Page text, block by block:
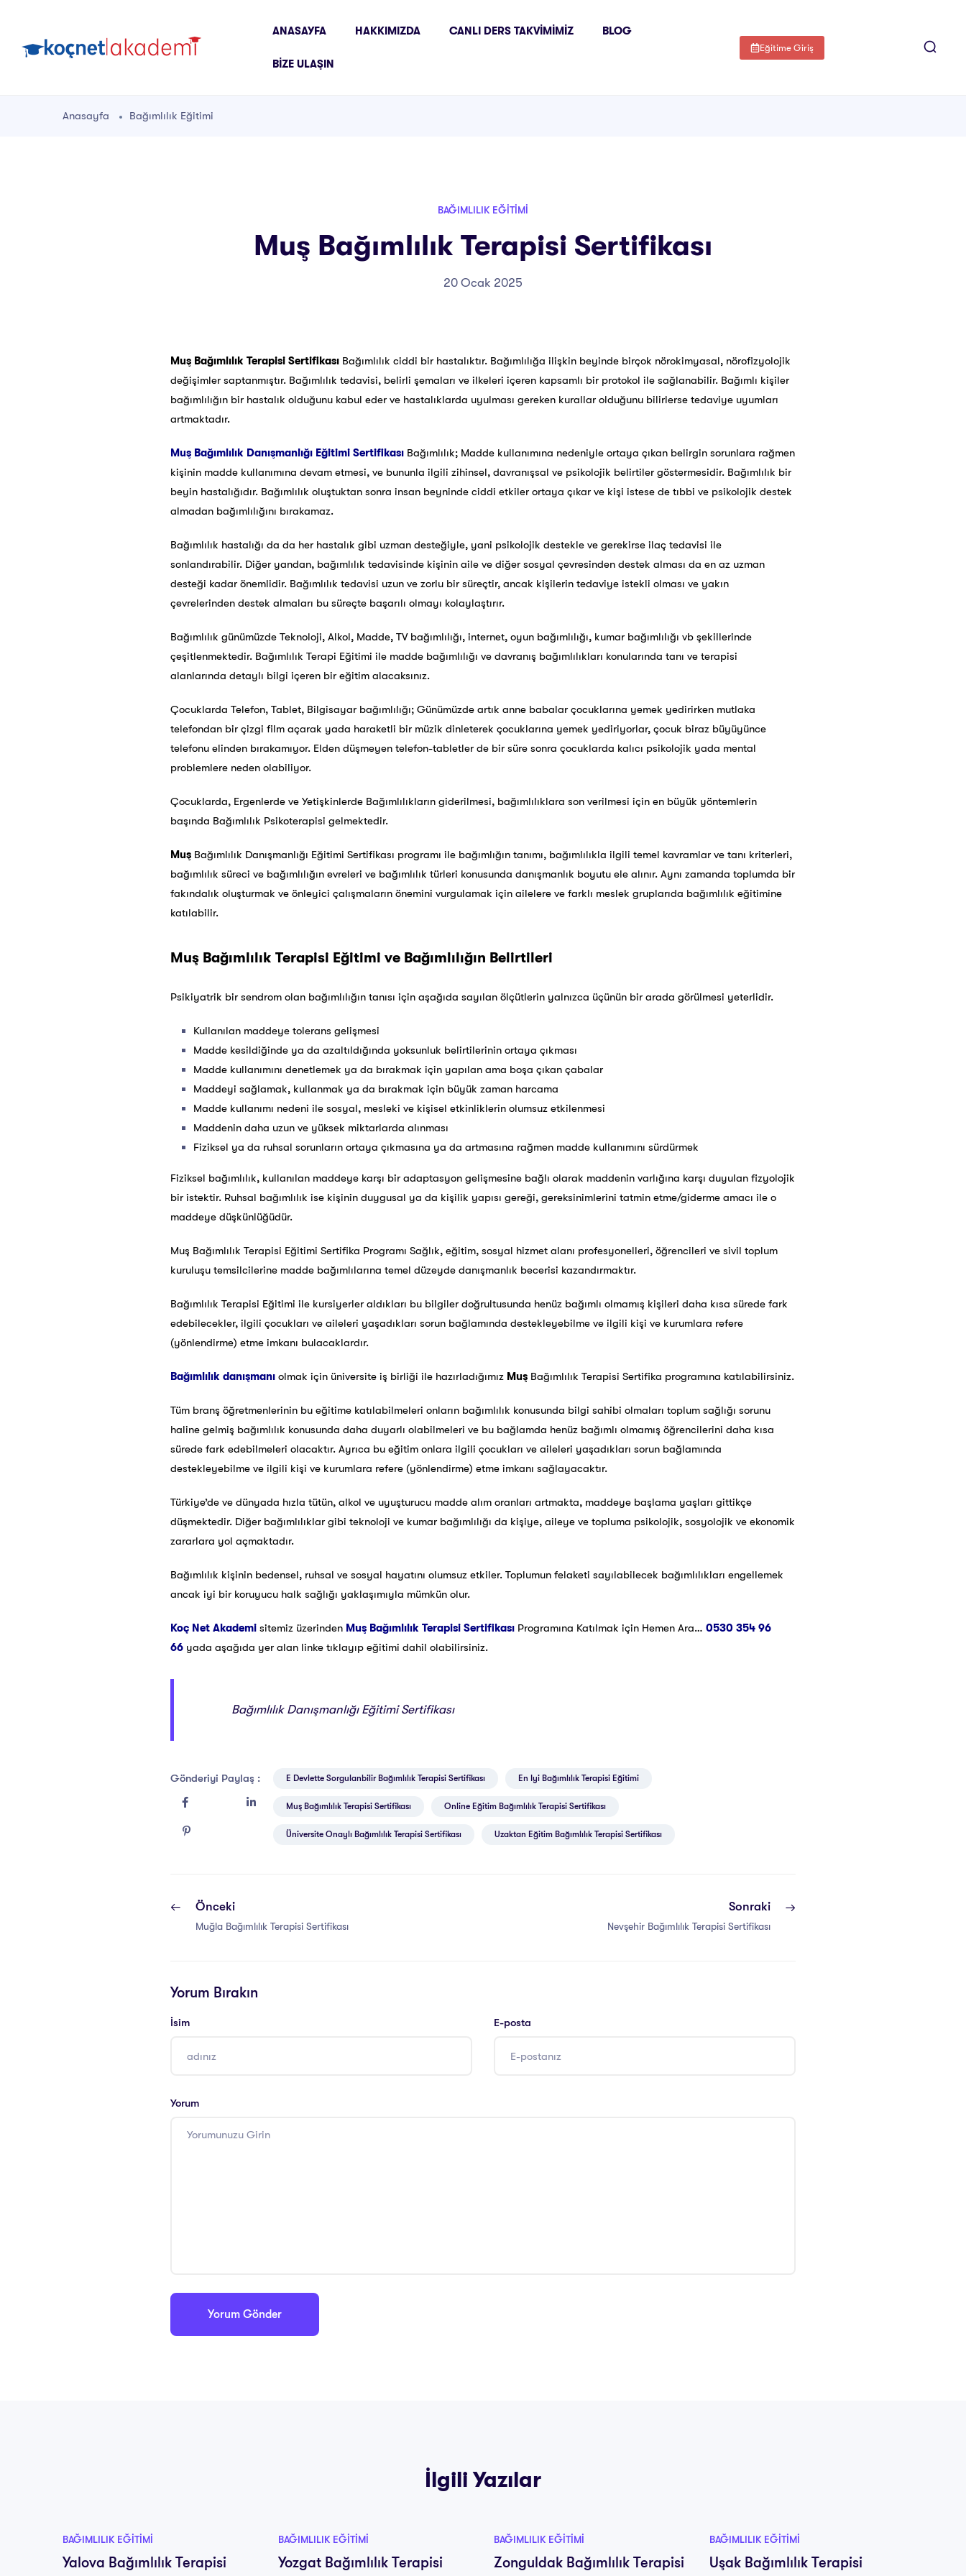
ANASAYFA HAKKIMIZDA CANLI DERS TAKVIMIMIZ BLOG
BIZE ULAŞIN
Eğitime Giriş
Anasayfa Bağımlılık Eğitimi
BAĞIMLILIK EĞITIMI
Muş Bağımlılık Terapisi Sertifikası
20 Ocak 2025
Muş Bağımlılık Terapisi Sertifikası Bağımlılık ciddi bir hastalıktır. Bağımlılığa ilişkin beyinde birçok nörokimyasal, nörofizyolojik
değişimler saptanmıştır. Bağımlılık tedavisi, belirli şemaları ve ilkeleri içeren kapsamlı bir protokol ile sağlanabilir. Bağımlı kişiler
bağımlılığın bir hastalık olduğunu kabul eder ve hastalıklarda uyulması gereken kurallar olduğunu bilirlerse tedaviye uyumları
artmaktadır.
Muş Bağımlılık Danışmanlığı Eğitimi Sertifikası Bağımlılık; Madde kullanımına nedeniyle ortaya çıkan belirgin sorunlara rağmen
kişinin madde kullanımına devam etmesi, ve bununla ilgili zihinsel, davranışsal ve psikolojik belirtiler göstermesidir. Bağımlılık bir
beyin hastalığıdır. Bağımlılık oluştuktan sonra insan beyninde ciddi etkiler ortaya çıkar ve kişi istese de tıbbi ve psikolojik destek
almadan bağımlılığını bırakamaz.
Bağımlılık hastalığı da da her hastalık gibi uzman desteğiyle, yani psikolojik destekle ve gerekirse ilaç tedavisi ile
sonlandırabilir. Diğer yandan, bağımlılık tedavisinde kişinin aile ve diğer sosyal çevresinden destek alması da en az uzman
desteği kadar önemlidir. Bağımlılık tedavisi uzun ve zorlu bir süreçtir, ancak kişilerin tedaviye istekli olması ve yakın
çevrelerinden destek almaları bu süreçte başarılı olmayı kolaylaştırır.
Bağımlılık günümüzde Teknoloji, Alkol, Madde, TV bağımlılığı, internet, oyun bağımlılığı, kumar bağımlılığı vb şekillerinde
çeşitlenmektedir. Bağımlılık Terapi Eğitimi ile madde bağımlılığı ve davranış bağımlılıkları konularında tanı ve terapisi
alanlarında detaylı bilgi içeren bir eğitim alacaksınız.
Çocuklarda Telefon, Tablet, Bilgisayar bağımlılığı; Günümüzde artık anne babalar çocuklarına yemek yedirirken mutlaka
telefondan bir çizgi film açarak yada haraketli bir müzik dinleterek çocuklarına yemek yediriyorlar, çocuk biraz büyüyünce
telefonu elinden bırakamıyor. Elden düşmeyen telefon-tabletler de bir süre sonra çocuklarda kalıcı psikolojik yada mental
problemlere neden olabiliyor.
Çocuklarda, Ergenlerde ve Yetişkinlerde Bağımlılıkların giderilmesi, bağımlılıklara son verilmesi için en büyük yöntemlerin
başında Bağımlılık Psikoterapisi gelmektedir.
Muş Bağımlılık Danışmanlığı Eğitimi Sertifikası programı ile bağımlığın tanımı, bağımlılıkla ilgili temel kavramlar ve tanı kriterleri,
bağımlılık süreci ve bağımlılığın evreleri ve bağımlılık türleri konusunda danışmanlık boyutu ele alınır. Aynı zamanda toplumda bir
fakındalık oluşturmak ve önleyici çalışmaların önemini vurgulamak için ailelere ve farklı meslek gruplarıda bağımlılık eğitimine
katılabilir.
Muş Bağımlılık Terapisi Eğitimi ve Bağımlılığın Belirtileri
Psikiyatrik bir sendrom olan bağımlılığın tanısı için aşağıda sayılan ölçütlerin yalnızca üçünün bir arada görülmesi yeterlidir.
Kullanılan maddeye tolerans gelişmesi
Madde kesildiğinde ya da azaltıldığında yoksunluk belirtilerinin ortaya çıkması
Madde kullanımını denetlemek ya da bırakmak için yapılan ama boşa çıkan çabalar
Maddeyi sağlamak, kullanmak ya da bırakmak için büyük zaman harcama
Madde kullanımı nedeni ile sosyal, mesleki ve kişisel etkinliklerin olumsuz etkilenmesi
Maddenin daha uzun ve yüksek miktarlarda alınması
Fiziksel ya da ruhsal sorunların ortaya çıkmasına ya da artmasına rağmen madde kullanımını sürdürmek
Fiziksel bağımlılık, kullanılan maddeye karşı bir adaptasyon gelişmesine bağlı olarak maddenin varlığına karşı duyulan fizyolojik
bir istektir. Ruhsal bağımlılık ise kişinin duygusal ya da kişilik yapısı gereği, gereksinimlerini tatmin etme/giderme amacı ile o
maddeye düşkünlüğüdür.
Muş Bağımlılık Terapisi Eğitimi Sertifika Programı Sağlık, eğitim, sosyal hizmet alanı profesyonelleri, öğrencileri ve sivil toplum
kuruluşu temsilcilerine madde bağımlılarına temel düzeyde danışmanlık becerisi kazandırmaktır.
Bağımlılık Terapisi Eğitimi ile kursiyerler aldıkları bu bilgiler doğrultusunda henüz bağımlı olmamış kişileri daha kısa sürede fark
edebilecekler, ilgili çocukları ve aileleri yaşadıkları sorun bağlamında destekleyebilme ve ilgili kişi ve kurumlara refere
(yönlendirme) etme imkanı bulacaklardır.
Bağımlılık danışmanı olmak için üniversite iş birliği ile hazırladığımız Muş Bağımlılık Terapisi Sertifika programına katılabilirsiniz.
Tüm branş öğretmenlerinin bu eğitime katılabilmeleri onların bağımlılık konusunda bilgi sahibi olmaları toplum sağlığı sorunu
haline gelmiş bağımlılık konusunda daha duyarlı olabilmeleri ve bu bağlamda henüz bağımlı olmamış öğrencilerini daha kısa
sürede fark edebilmeleri olacaktır. Ayrıca bu eğitim onlara ilgili çocukları ve aileleri yaşadıkları sorun bağlamında
destekleyebilme ve ilgili kişi ve kurumlara refere (yönlendirme) etme imkanı sağlayacaktır.
Türkiye’de ve dünyada hızla tütün, alkol ve uyuşturucu madde alım oranları artmakta, maddeye başlama yaşları gittikçe
düşmektedir. Diğer bağımlılıklar gibi teknoloji ve kumar bağımlılığı da kişiye, aileye ve topluma psikolojik, sosyolojik ve ekonomik
zararlara yol açmaktadır.
Bağımlılık kişinin bedensel, ruhsal ve sosyal hayatını olumsuz etkiler. Toplumun felaketi sayılabilecek bağımlılıkları engellemek
ancak iyi bir koruyucu halk sağlığı yaklaşımıyla mümkün olur.
Koç Net Akademi sitemiz üzerinden Muş Bağımlılık Terapisi Sertifikası Programına Katılmak için Hemen Ara… 0530 354 96
66 yada aşağıda yer alan linke tıklayıp eğitimi dahil olabilirsiniz.
Bağımlılık Danışmanlığı Eğitimi Sertifikası
Gönderiyi Paylaş : E Devlette Sorgulanbilir Bağımlılık Terapisi Sertifikası En Iyi Bağımlılık Terapisi Eğitimi
Muş Bağımlılık Terapisi Sertifikası Online Eğitim Bağımlılık Terapisi Sertifikası
Üniversite Onaylı Bağımlılık Terapisi Sertifikası Uzaktan Eğitim Bağımlılık Terapisi Sertifikası
Önceki
Muğla Bağımlılık Terapisi Sertifikası
Sonraki
Nevşehir Bağımlılık Terapisi Sertifikası
Yorum Bırakın
İsim E-posta
Yorum
İlgili Yazılar
BAĞIMLILIK EĞITIMI
Yalova Bağımlılık Terapisi
BAĞIMLILIK EĞITIMI
Yozgat Bağımlılık Terapisi
BAĞIMLILIK EĞITIMI
Zonguldak Bağımlılık Terapisi
BAĞIMLILIK EĞITIMI
Uşak Bağımlılık Terapisi